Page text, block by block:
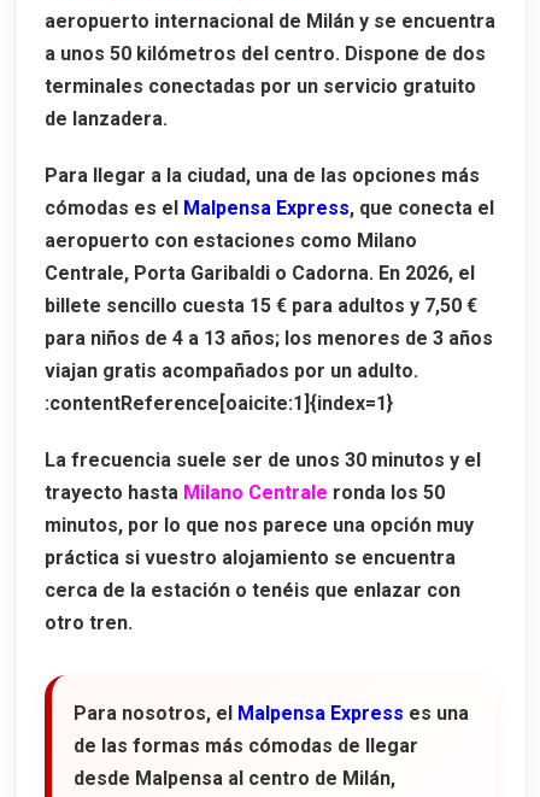
aeropuerto internacional de Milán y se encuentra
a unos 50 kilómetros del centro. Dispone de dos
terminales conectadas por un servicio gratuito
de lanzadera.
Para llegar a la ciudad, una de las opciones más
cómodas es el Malpensa Express, que conecta el
aeropuerto con estaciones como Milano
Centrale, Porta Garibaldi o Cadorna. En 2026, el
billete sencillo cuesta 15 € para adultos y 7,50 €
para niños de 4 a 13 años; los menores de 3 años
viajan gratis acompañados por un adulto.
:contentReference[oaicite:1]{index=1}
La frecuencia suele ser de unos 30 minutos y el
trayecto hasta Milano Centrale ronda los 50
minutos, por lo que nos parece una opción muy
práctica si vuestro alojamiento se encuentra
cerca de la estación o tenéis que enlazar con
otro tren.
Para nosotros, el Malpensa Express es una
de las formas más cómodas de llegar
desde Malpensa al centro de Milán,